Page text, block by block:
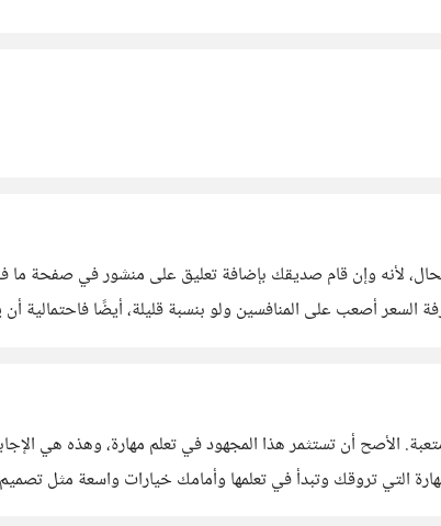
لأنه وإن قام صديقك بإضافة تعليق على منشور في صفحة
البوست أنت أيضًا. 2- نعم لتجنب الترولينج ولجعل معرفة السعر أصعب على المنافسين ولو بنسبة قليلة،
الأصح أن تستثمر هذا المجهود في تعلم مهارة، وهذه هي
التي تروقك وتبدأ في تعلمها وأمامك خيارات واسعة مثل